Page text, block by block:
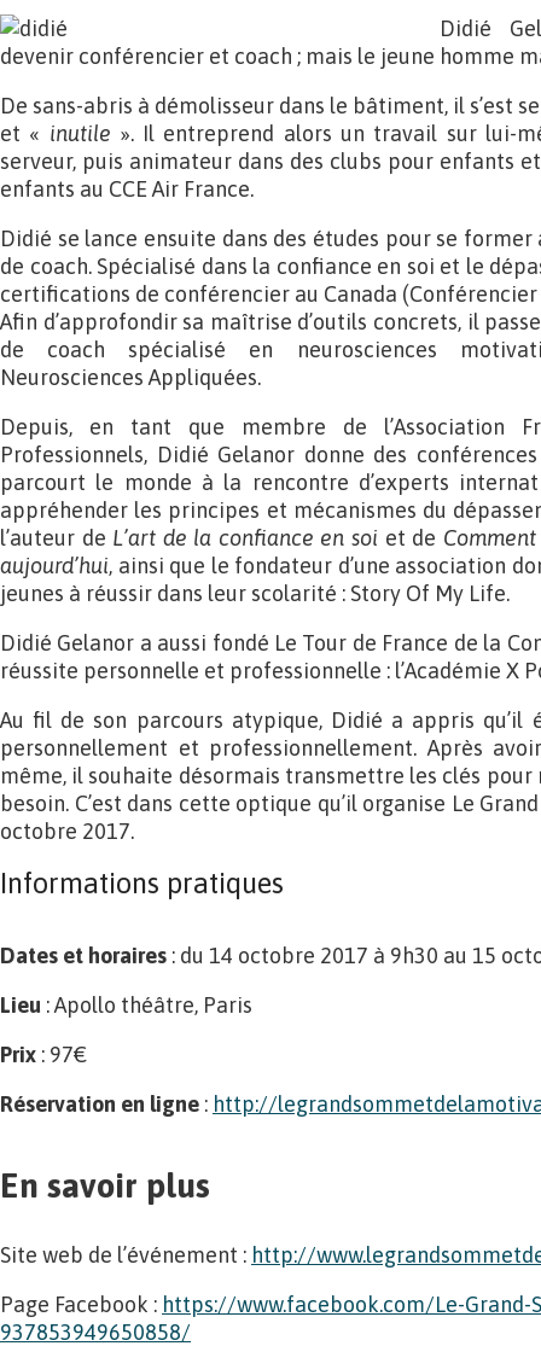
Didié
devenir conférencier et coach ; mais le jeune homme
De sans-abris à démolisseur dans le bâtiment, il s’est
et « inutile ». Il entreprend alors un travail sur lui-
serveur, puis animateur dans des clubs pour enfants
enfants au CCE Air France.
Didié se lance ensuite dans des études pour se
de coach. Spécialisé dans la confiance en soi et le
certifications de conférencier au Canada
Afin d’approfondir sa maîtrise d’outils concrets, il
de coach spécialisé en neurosciences
Neurosciences Appliquées.
Depuis, en tant que membre de l’Association
Professionnels, Didié Gelanor donne des
parcourt le monde à la rencontre d’experts
appréhender les principes et mécanismes du
l’auteur de L’art de la confiance en soi et de
aujourd’hui, ainsi que le fondateur d’une association
jeunes à réussir dans leur scolarité : Story Of My Life.
Didié Gelanor a aussi fondé Le Tour de France de la
réussite personnelle et professionnelle : l’Académie X
Au fil de son parcours atypique, Didié a appris qu’il
personnellement et professionnellement. Après
même, il souhaite désormais transmettre les clés pour
besoin. C’est dans cette optique qu’il organise Le
octobre 2017.
Informations pratiques
Dates et horaires : du 14 octobre 2017 à 9h30 au 15
Lieu : Apollo théâtre, Paris
Prix : 97€
Réservation en ligne : http://
En savoir plus
Site web de l’événement : http://
Page Facebook : https://www.facebook.com/Le-
937853949650858/